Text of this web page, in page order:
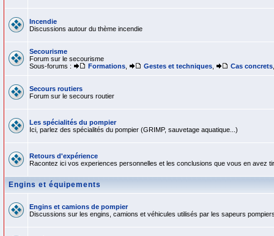
Incendie
Discussions autour du thème incendie
Secourisme
Forum sur le secourisme
Sous-forums :
Formations Gestes et techniques Cas concrets
Secours routiers
Forum sur le secours routier
Les spécialités du pompier
Ici, parlez des spécialités du pompier (GRIMP, sauvetage aquatique...)
Retours d'expérience
Racontez ici vos experiences personnelles et les conclusions que vous en avez
Engins et équipements
Engins et camions de pompier
Discussions sur les engins, camions et véhicules utilisés par les sapeurs